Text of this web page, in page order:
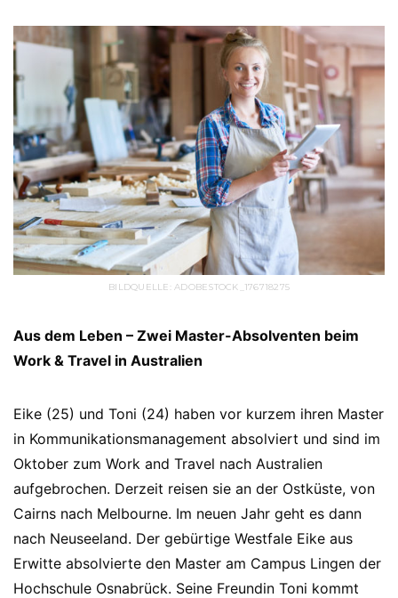
BILDQUELLE: ADOBESTOCK_176718275
Aus dem Leben – Zwei Master-Absolventen beim
Work & Travel in Australien
Eike (25) und Toni (24) haben vor kurzem ihren Master
in Kommunikationsmanagement absolviert und sind im
Oktober zum Work and Travel nach Australien
aufgebrochen. Derzeit reisen sie an der Ostküste, von
Cairns nach Melbourne. Im neuen Jahr geht es dann
nach Neuseeland. Der gebürtige Westfale Eike aus
Erwitte absolvierte den Master am Campus Lingen der
Hochschule Osnabrück. Seine Freundin Toni kommt